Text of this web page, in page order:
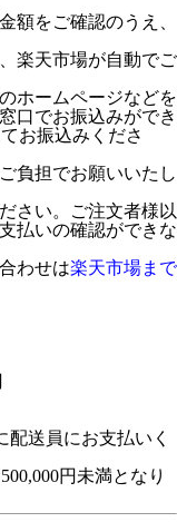
額をご確認のうえ、
楽天市場が自動でご
ホームページなどを
口でお振込みができ
お振込みくださ
負担でお願いいたし
さい。ご注文者様以
払いの確認ができな
わせは楽天市場まで
送員にお支払いく
円未満となり